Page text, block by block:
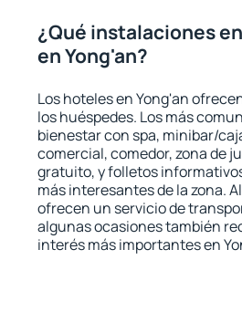
¿Qué instalaciones
en Yong'an?
Los hoteles en Yong'an
los huéspedes. Los más
bienestar con spa, minibar/
comercial, comedor, zona de
gratuito, y folletos
más interesantes de la zona.
ofrecen un servicio de
algunas ocasiones también
interés más importantes en